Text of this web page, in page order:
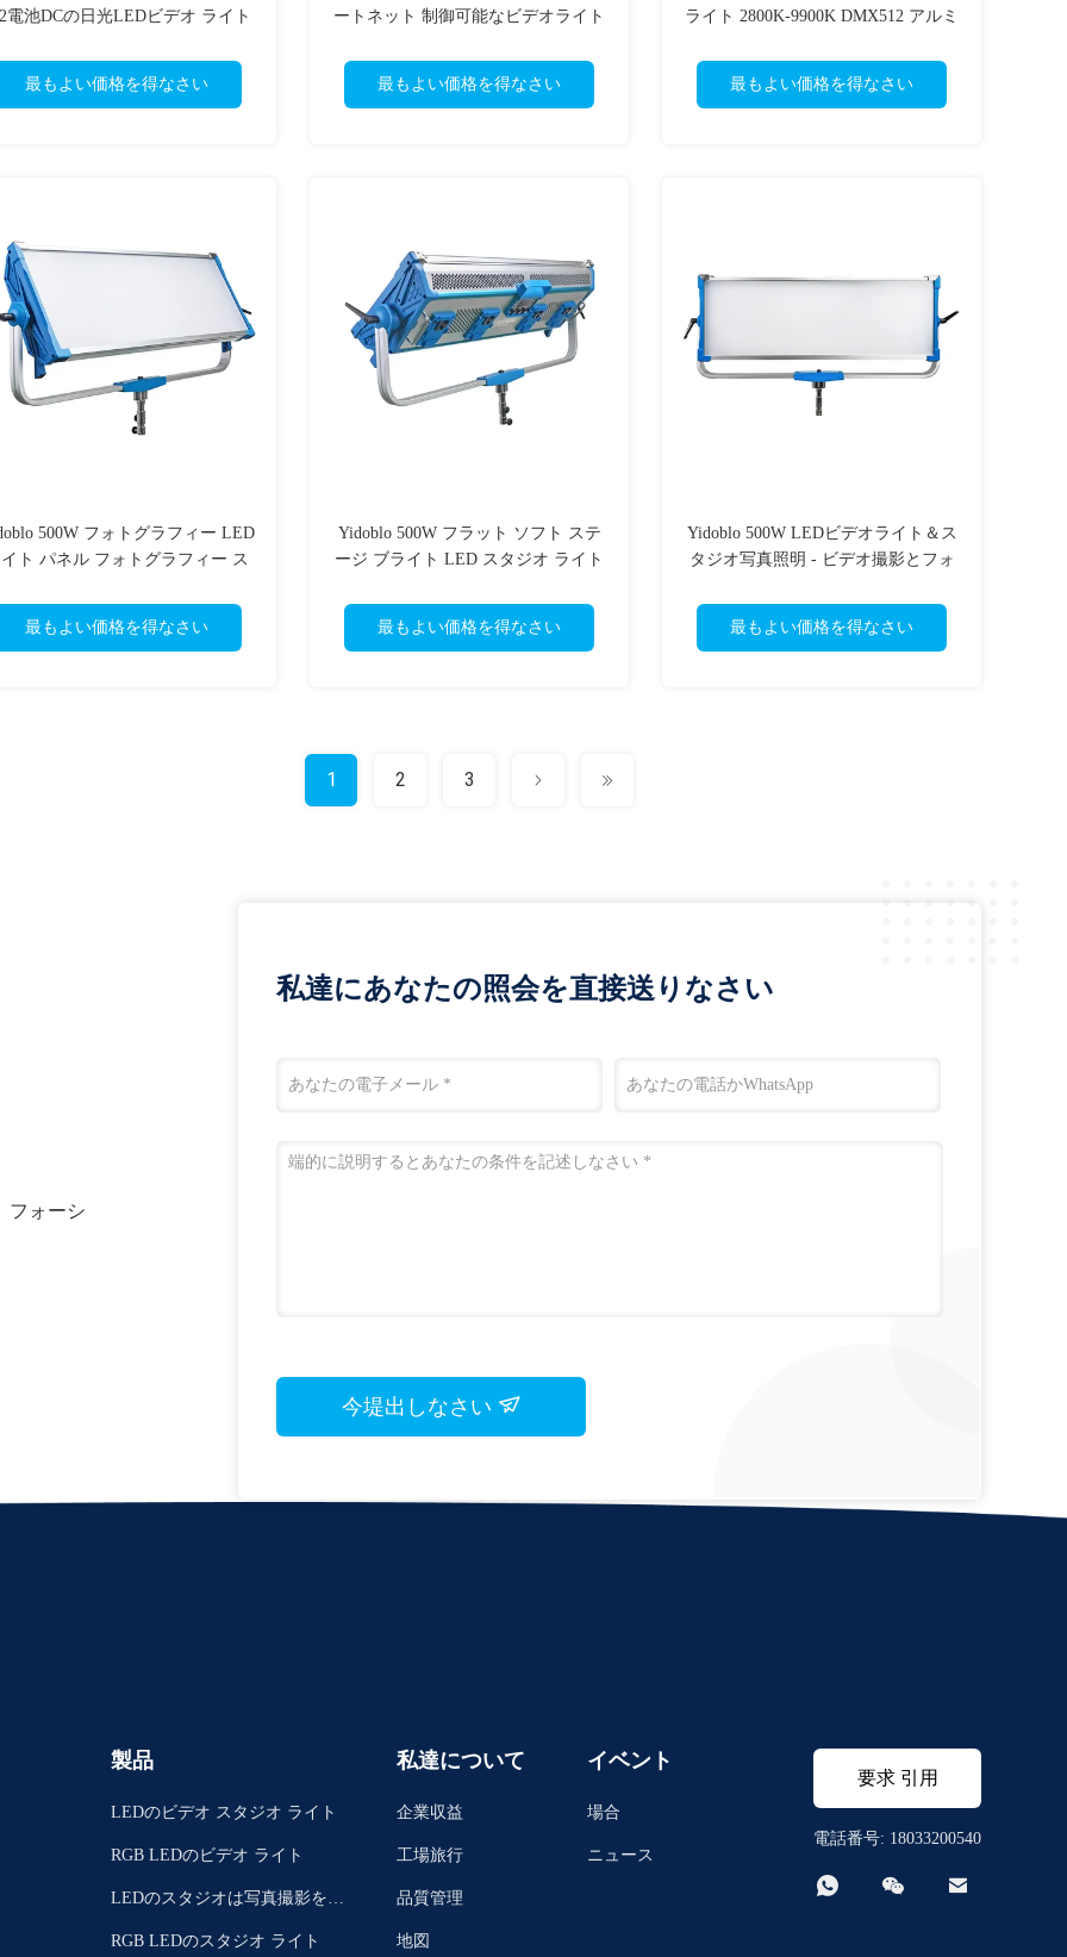
電池DCの日光LEDビデオ ライト
最もよい価格を得なさい
ートネット 制御可能なビデオライト
最もよい価格を得なさい
ライト 2800K-9900K DMX512 アルミ
最もよい価格を得なさい
500W フォトグラフィー LED
ト パネル フォトグラフィー ス
最もよい価格を得なさい
Yidoblo 500W フラット ソフト ステ
ージ ブライト LED スタジオ ライト
最もよい価格を得なさい
Yidoblo 500W LEDビデオライト＆ス
タジオ写真照明 - ビデオ撮影とフォ
最もよい価格を得なさい
1 2 3
フォーシ
私達にあなたの照会を直接送りなさい
今堤出しなさい
製品
LEDのビデオ スタジオ ライト
RGB LEDのビデオ ライト
LEDのスタジオは写真撮影をつ
RGB LEDのスタジオ ライト
私達について
企業収益
工場旅行
品質管理
地図
イベント
場合
ニュース
要求 引用
電話番号: 18033200540
  